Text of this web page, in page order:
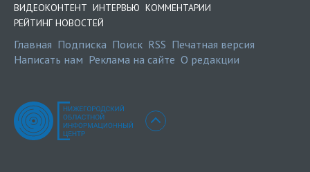
ВИДЕОКОНТЕНТ ИНТЕРВЬЮ КОММЕНТАРИИ
РЕЙТИНГ НОВОСТЕЙ
Главная Подписка Поиск RSS Печатная версия
Написать нам Реклама на сайте О редакции